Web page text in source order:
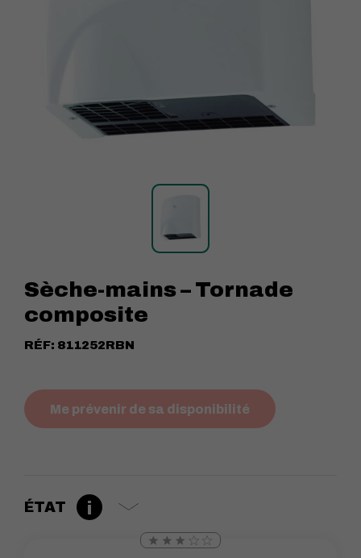
Sèche-mains – Tornade
composite
RÉF: 811252RBN
ÉTAT
Me prévenir de sa disponibilité